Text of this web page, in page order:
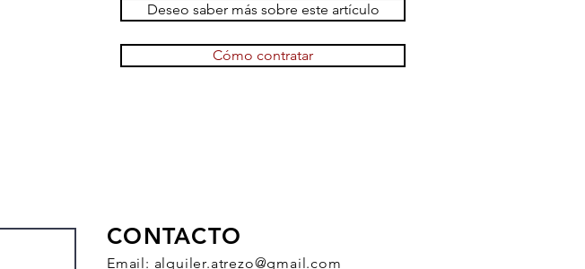
Deseo saber más sobre este artículo
Cómo contratar
CONTACTO
Email: alquiler.atrezo@gmail.com